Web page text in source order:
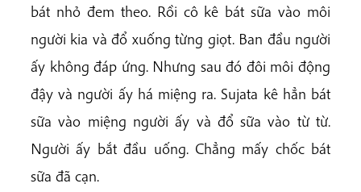
bát nhỏ đem theo. Rồi cô kê bát sữa vào môi
người kia và đổ xuống từng giọt. Ban đầu người
ấy không đáp ứng. Nhưng sau đó đôi môi động
đậy và người ấy há miệng ra. Sujata kê hẳn bát
sữa vào miệng người ấy và đổ sữa vào từ từ.
Người ấy bắt đầu uống. Chẳng mấy chốc bát
sữa đã cạn.